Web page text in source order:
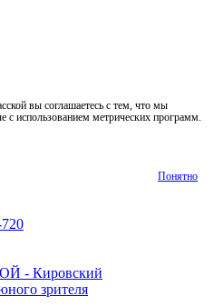
вы соглашаетесь с тем, что мы
с использованием метрических программ.
Понятно